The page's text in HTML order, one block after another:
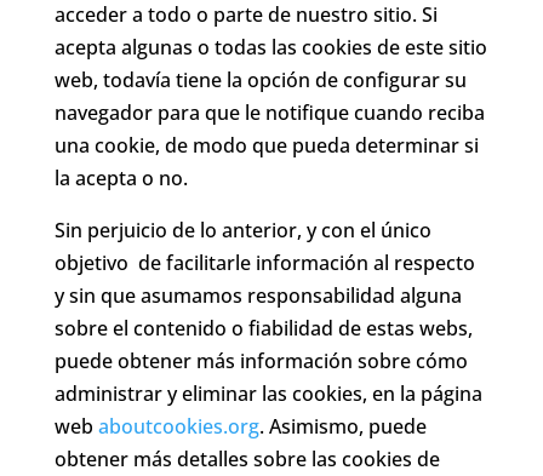
acceder a todo o parte de nuestro sitio. Si
acepta algunas o todas las cookies de este sitio
web, todavía tiene la opción de configurar su
navegador para que le notifique cuando reciba
una cookie, de modo que pueda determinar si
la acepta o no.
Sin perjuicio de lo anterior, y con el único
objetivo de facilitarle información al respecto
y sin que asumamos responsabilidad alguna
sobre el contenido o fiabilidad de estas webs,
puede obtener más información sobre cómo
administrar y eliminar las cookies, en la página
web aboutcookies.org. Asimismo, puede
obtener más detalles sobre las cookies de